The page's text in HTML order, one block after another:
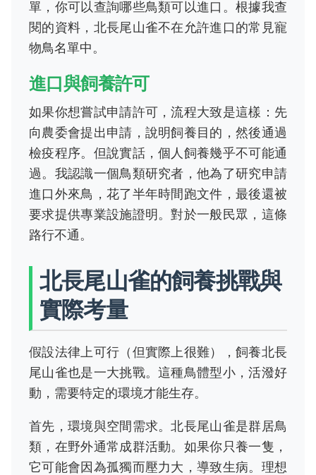
單，你可以查詢哪些鳥類可以進口。根據我查
閱的資料，北長尾山雀不在允許進口的常見寵
物鳥名單中。
進口與飼養許可
如果你想嘗試申請許可，流程大致是這樣：先
向農委會提出申請，說明飼養目的，然後通過
檢疫程序。但說實話，個人飼養幾乎不可能通
過。我認識一個鳥類研究者，他為了研究申請
進口外來鳥，花了半年時間跑文件，最後還被
要求提供專業設施證明。對於一般民眾，這條
路行不通。
北長尾山雀的飼養挑戰與
實際考量
假設法律上可行（但實際上很難），飼養北長
尾山雀也是一大挑戰。這種鳥體型小，活潑好
動，需要特定的環境才能生存。
首先，環境與空間需求。北長尾山雀是群居鳥
類，在野外通常成群活動。如果你只養一隻，
它可能會因為孤獨而壓力大，導致生病。理想